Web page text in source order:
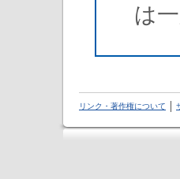
は
リンク・著作権について